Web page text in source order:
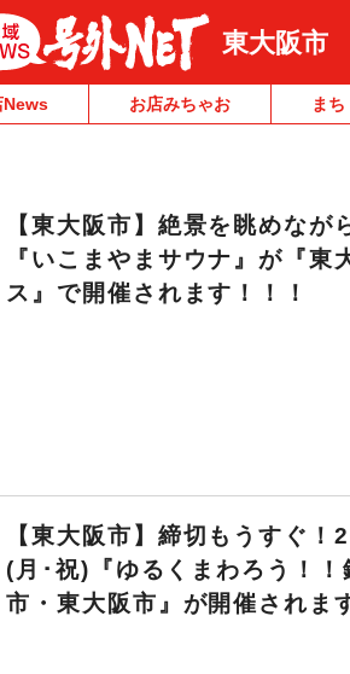
東大阪市
News お店みちゃお まち
【東大阪市】絶景を眺めなが
『いこまやまサウナ』が『東
ス』で開催されます！！！
【東大阪市】締切もうすぐ！
(月･祝)『ゆるくまわろう！
市・東大阪市』が開催されま